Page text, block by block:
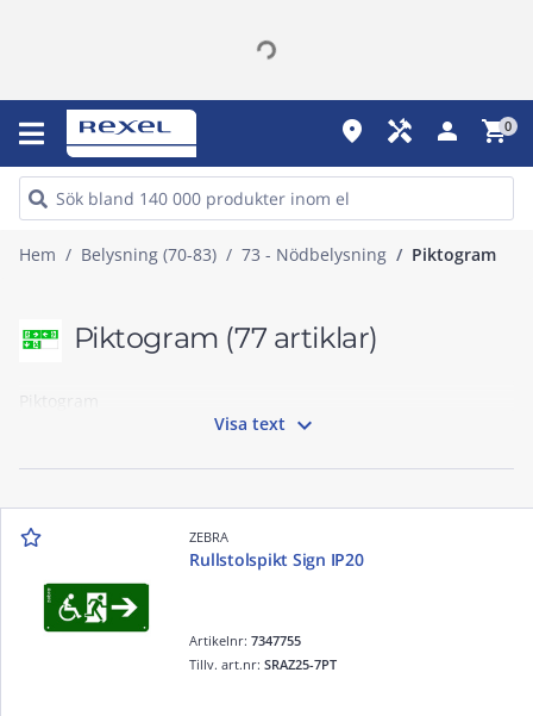
place handyman person shopping_cart0
Hem Belysning (70-83) 73 - Nödbelysning Piktogram
Piktogram (77 artiklar)
Piktogram
Visa text 
ZEBRA
Rullstolspikt Sign IP20
Artikelnr:7347755
Tillv. art.nr:SRAZ25-7PT